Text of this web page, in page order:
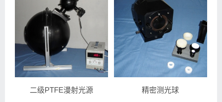
二级PTFE漫射光源 精密测光球